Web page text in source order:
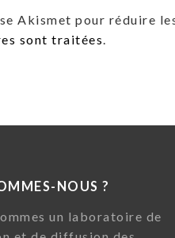
Akismet pour réduire
sont traitées.
NOUS ?
un laboratoire de